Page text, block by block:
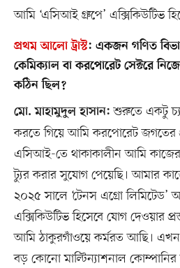
আমি ‘এসিআই গ্রুপে’ এক্সিকিউটিভ
প্রথম আলো ট্রাস্ট: একজন গণিত
কেমিক্যাল বা করপোরেট সেক্টরে
কঠিন ছিল?
মো. মাহামুদুল হাসান: শুরুতে একটু
করতে গিয়ে আমি করপোরেট জগতের
এসিআই-তে থাকাকালীন আমি কাজের
ট্যুর করার সুযোগ পেয়েছি। আমার
২০২৫ সালে ‘টেনস এগ্রো লিমিটেড’
এক্সিকিউটিভ হিসেবে যোগ দেওয়ার
আমি ঠাকুরগাঁওয়ে কর্মরত আছি।
বড় কোনো মাল্টিন্যাশনাল